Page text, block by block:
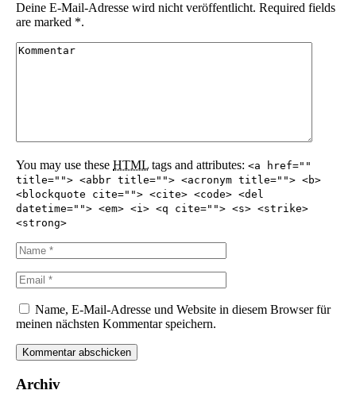
Deine E-Mail-Adresse wird nicht veröffentlicht. Required fields
are marked *.
You may use these HTML tags and attributes: <a href=""
title=""> <abbr title=""> <acronym title=""> <b>
<blockquote cite=""> <cite> <code> <del
datetime=""> <em> <i> <q cite=""> <s> <strike>
<strong>
Name, E-Mail-Adresse und Website in diesem Browser für
meinen nächsten Kommentar speichern.
Archiv